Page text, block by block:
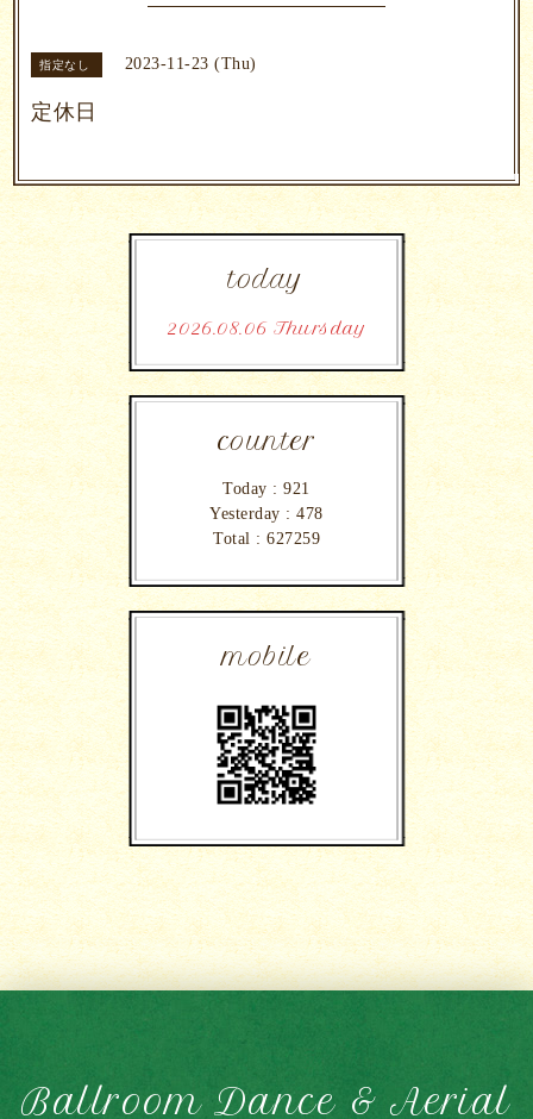
指定なし 2023-11-23 (Thu)
定休日
today
2026.08.06 Thursday
counter
Today :921
Yesterday :478
Total : 627259
mobile
Ballroom Dance & Aerial